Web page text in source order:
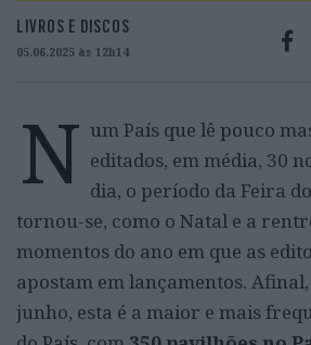
LIVROS E DISCOS
05.06.2025 às 12h14
N um País que lê pouco
editados, em média, 30
dia, o período da Feira
tornou-se, como o Natal e a
momentos do ano em que as
apostam em lançamentos.
junho, esta é a maior e mais